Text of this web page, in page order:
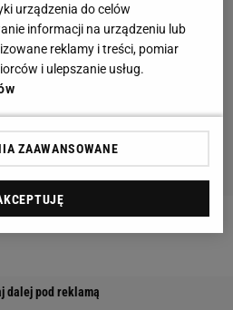
urządzenia do celów
informacji na urządzeniu lub
reklamy i treści, pomiar
i ulepszanie usług.
ZAAWANSOWANE